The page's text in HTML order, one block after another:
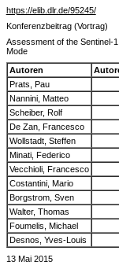
https://elib.dlr.de/95245/
Konferenzbeitrag (Vortrag)
Assessment of the Sentinel-
Mode
Autoren
Prats, Pau
Nannini, Matteo
Scheiber, Rolf
De Zan, Francesco
Wollstadt, Steffen
Minati, Federico
Vecchioli, Francesco
Costantini, Mario
Borgstrom, Sven
Walter, Thomas
Foumelis, Michael
Desnos, Yves-Louis
13 Mai 2015